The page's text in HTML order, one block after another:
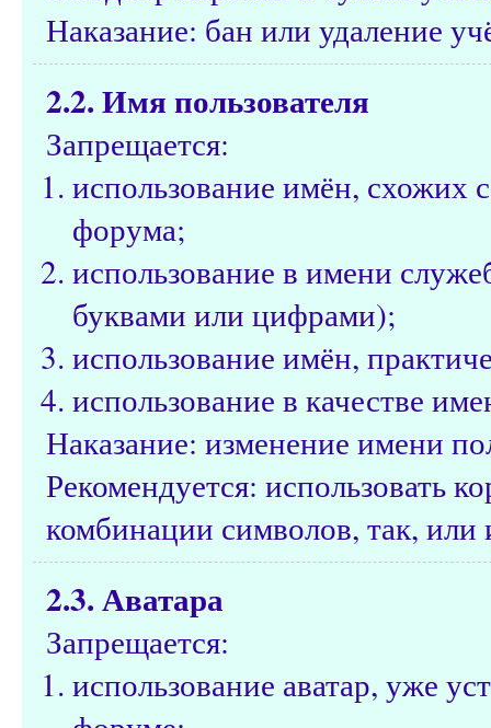
Наказание: бан или удаление
2.2. Имя пользователя
Запрещается:
использование имён, схожих
форума;
использование в имени
буквами или цифрами);
использование имён,
использование в качестве
Наказание: изменение имени
Рекомендуется: использовать
комбинации символов, так, или
2.3. Аватара
Запрещается:
использование аватар, уже